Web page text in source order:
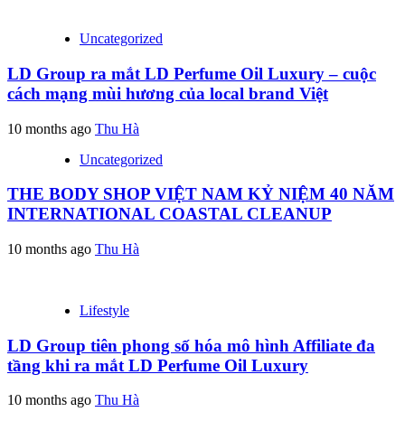
Uncategorized
LD Group ra mắt LD Perfume Oil Luxury – cuộc
cách mạng mùi hương của local brand Việt
10 months ago Thu Hà
Uncategorized
THE BODY SHOP VIỆT NAM KỶ NIỆM 40 NĂM
INTERNATIONAL COASTAL CLEANUP
10 months ago Thu Hà
Lifestyle
LD Group tiên phong số hóa mô hình Affiliate đa
tầng khi ra mắt LD Perfume Oil Luxury
10 months ago Thu Hà